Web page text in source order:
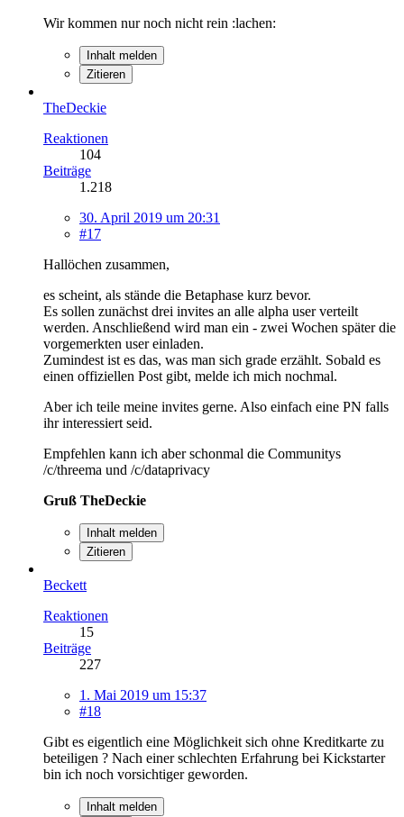
Wir kommen nur noch nicht rein :lachen:
Inhalt melden
Zitieren
TheDeckie
Reaktionen
104
Beiträge
1.218
30. April 2019 um 20:31
#17
Hallöchen zusammen,
es scheint, als stände die Betaphase kurz bevor.
Es sollen zunächst drei invites an alle alpha user verteilt
werden. Anschließend wird man ein - zwei Wochen später die
vorgemerkten user einladen.
Zumindest ist es das, was man sich grade erzählt. Sobald es
einen offiziellen Post gibt, melde ich mich nochmal.
Aber ich teile meine invites gerne. Also einfach eine PN falls
ihr interessiert seid.
Empfehlen kann ich aber schonmal die Communitys
/c/threema und /c/dataprivacy
Gruß TheDeckie
Inhalt melden
Zitieren
Beckett
Reaktionen
15
Beiträge
227
1. Mai 2019 um 15:37
#18
Gibt es eigentlich eine Möglichkeit sich ohne Kreditkarte zu
beteiligen ? Nach einer schlechten Erfahrung bei Kickstarter
bin ich noch vorsichtiger geworden.
Inhalt melden